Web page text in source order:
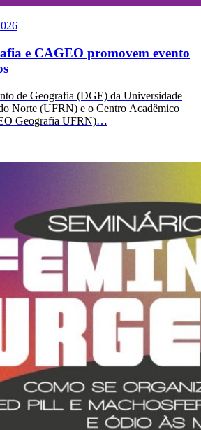
e CAGEO promovem evento
de Geografia (DGE) da Universidade
Norte (UFRN) e o Centro Acadêmico
Geografia UFRN)…